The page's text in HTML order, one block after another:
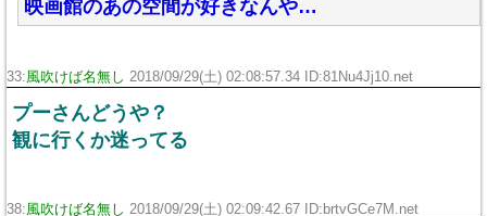
映画館のあの空間が好きなんや…
33:風吹けば名無し 2018/09/29(土) 02:08:57.34 ID:81Nu4Jj10.net
プーさんどうや？
観に行くか迷ってる
38:風吹けば名無し 2018/09/29(土) 02:09:42.67 ID:brtvGCe7M.net